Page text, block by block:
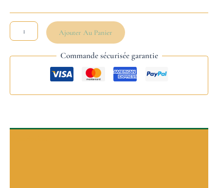
Ajouter Au Panier
Commande sécurisée garantie